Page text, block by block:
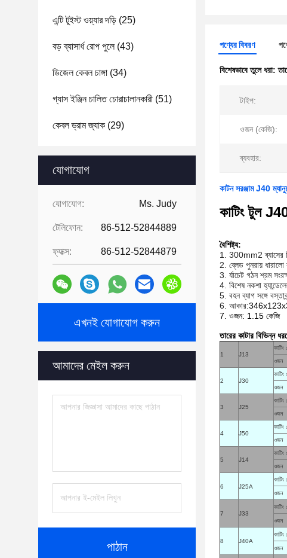
এন্টি টুইস্ট ওয়্যার দড়ি (25)
বড় ব্যাসার্ধ রোপ পুলে(43)
ডিজেল কেবল চাঙ্গা (34)
গ্যাস ইঞ্জিন চালিত চোরাচালানকারী (51)
কেবল ড্রাম জ্যাক (29)
যোগাযোগ
যোগাযোগ: Ms. Judy
টেলিফোন: 86-512-52844889
ফ্যাক্স: 86-512-52844879
এখনই যোগাযোগ করুন
আমাদের মেইল করুন
পাঠান
পণ্যের বিবরণ
বিশেষভাবে তুলে ধরা:
টাইপ:
ওজন (কেজি):
ব্যবহার:
কাটন সরঞ্জাম J40
কাটিং টুল
বৈশিষ্ট্য:
1. 300mm2 ব্যাসের
2. ব্লেড পুনরায় ধারালো
3. র্যাচেট গঠন শ্রম
4. বিশেষ নকশা
5. বহন ব্যাগ সঙ্গে
6. আকার:
7. ওজন: 1.15 কেজি
তারের কাটার বিভিন্ন
1 J13
কাটিং
ওজন
2 J30
কাটিং
ওজন
3 J25
কাটিং
ওজন
4 J50
কাটিং
ওজন
5 J14
কাটিং
ওজন
6 J25A
কাটিং
ওজন
7 J33
কাটিং
ওজন
8 J40A
কাটিং
ওজন